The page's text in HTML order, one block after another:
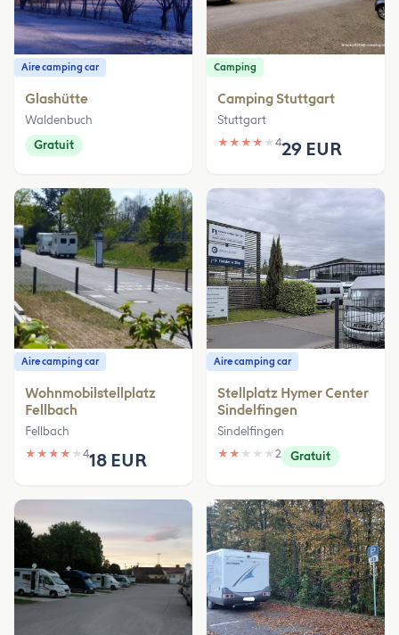
Aire camping car
Glashütte
Waldenbuch
Gratuit
Camping
Camping Stuttgart
Stuttgart
★ ★ ★ ★ ★ 429 EUR
Aire camping car
Wohnmobilstellplatz
Fellbach
Fellbach
★ ★ ★ ★ ★ 418 EUR
Aire camping car
Stellplatz Hymer Center
Sindelfingen
Sindelfingen
★ ★ ★ ★ ★ 2 Gratuit